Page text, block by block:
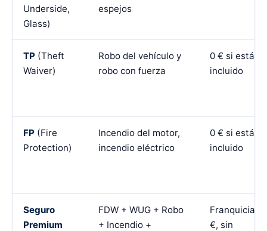
Underside,
Glass)
espejos
TP (Theft
Waiver)
Robo del vehículo y
robo con fuerza
0 € si está
incluido
FP (Fire
Protection)
Incendio del motor,
incendio eléctrico
0 € si está
incluido
Seguro
Premium
FDW + WUG + Robo
+ Incendio +
Franquicia 0
€, sin